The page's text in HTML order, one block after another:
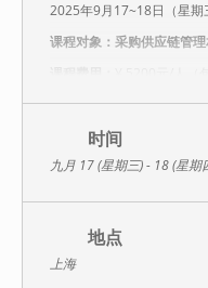
2025年9月17~18日（星期
课程对象：采购供应链管
随着信息技术的快速发展
供应链管理也迎来了“大数
能否脱颖而出的关键。本
实际的18个实操案例与案
发，以模型经验判断”的数
中，产生增值。
时间
九月 17 (星期三) - 18 (星期
地点
上海